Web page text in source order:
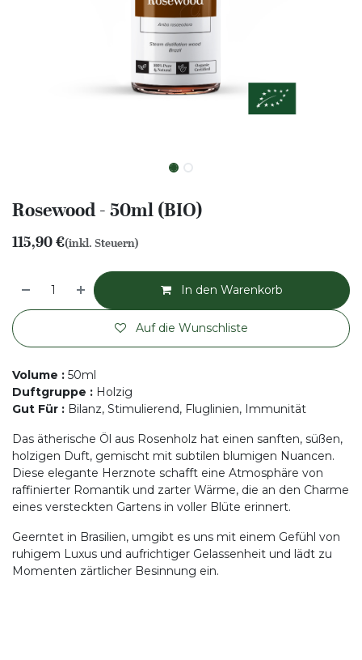
Rosewood - 50ml (BIO)
115,90€(inkl. Steuern)
In den Warenkorb
Auf die Wunschliste
Volume : 50ml
Duftgruppe : Holzig
Gut Für : Bilanz, Stimulierend, Fluglinien, Immunität
Das ätherische Öl aus Rosenholz hat einen sanften, süßen,
holzigen Duft, gemischt mit subtilen blumigen Nuancen.
Diese elegante Herznote schafft eine Atmosphäre von
raffinierter Romantik und zarter Wärme, die an den Charme
eines versteckten Gartens in voller Blüte erinnert.
Geerntet in Brasilien, umgibt es uns mit einem Gefühl von
ruhigem Luxus und aufrichtiger Gelassenheit und lädt zu
Momenten zärtlicher Besinnung ein.